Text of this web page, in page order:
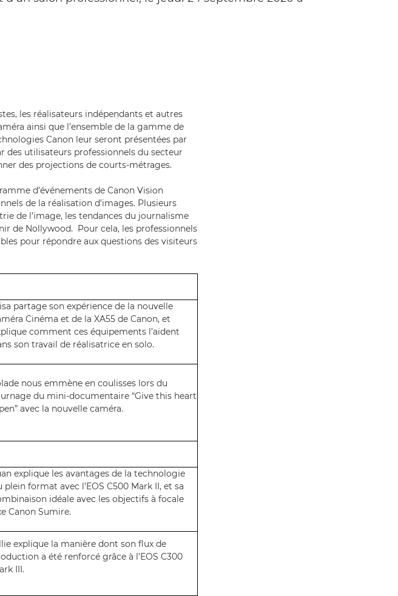
les réalisateurs indépendants et autres
ainsi que l’ensemble de la gamme de
Canon leur seront présentées par
des utilisateurs professionnels du secteur
des projections de courts-métrages.
d’événements de Canon Vision
de la réalisation d’images. Plusieurs
de l’image, les tendances du journalisme
de Nollywood. Pour cela, les professionnels
pour répondre aux questions des visiteurs
partage son expérience de la nouvelle
Cinéma et de la XA55 de Canon, et
comment ces équipements l’aident
son travail de réalisatrice en solo.
nous emmène en coulisses lors du
du mini-documentaire “Give this heart
avec la nouvelle caméra.
explique les avantages de la technologie
plein format avec l’EOS C500 Mark II, et sa
idéale avec les objectifs à focale
Canon Sumire.
explique la manière dont son flux de
a été renforcé grâce à l’EOS C300
III.